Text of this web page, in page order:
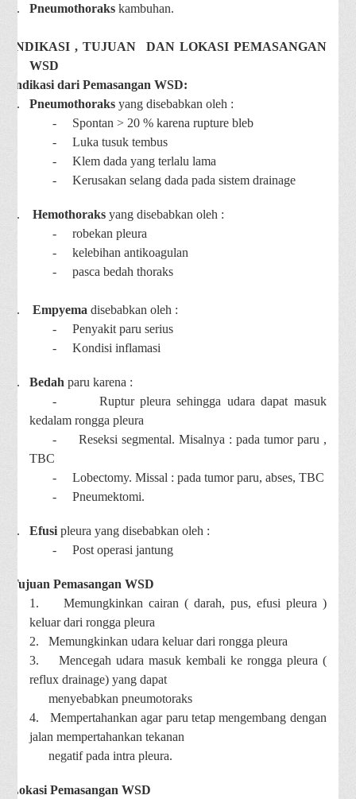
d.
Pneumothoraks kambuhan.
INDIKASI , TUJUAN DAN LOKASI PEMASANGAN
WSD
Indikasi dari Pemasangan WSD:
1.
Pneumothoraks yang disebabkan oleh :
-
Spontan > 20 % karena rupture bleb
-
Luka tusuk tembus
-
Klem dada yang terlalu lama
-
Kerusakan selang dada pada sistem drainage
2. Hemothoraks yang disebabkan oleh :
-
robekan pleura
-
kelebihan antikoagulan
-
pasca bedah thoraks
3. Empyema disebabkan oleh :
-
Penyakit paru serius
-
Kondisi inflamasi
4. Bedah paru karena :
-
Ruptur pleura sehingga udara dapat masuk
kedalam rongga pleura
-
Reseksi segmental. Misalnya : pada tumor paru ,
TBC
-
Lobectomy. Missal : pada tumor paru, abses, TBC
-
Pneumektomi.
5. Efusi pleura yang disebabkan oleh :
-
Post operasi jantung
Tujuan Pemasangan WSD
1.
Memungkinkan cairan ( darah, pus, efusi pleura )
keluar dari rongga pleura
2.
Memungkinkan udara keluar dari rongga pleura
3.
Mencegah udara masuk kembali ke rongga pleura (
reflux drainage) yang dapat
menyebabkan pneumotoraks
4.
Mempertahankan agar paru tetap mengembang dengan
jalan mempertahankan tekanan
negatif pada intra pleura.
Lokasi Pemasangan WSD